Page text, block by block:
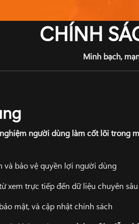
CHÍNH
Minh bạch,
người dùng làm cốt lõi trong
và bảo vệ quyền lợi người dùng
xem trực tiếp đến dữ liệu chuyên sâu
mật, và cập nhật chính sách